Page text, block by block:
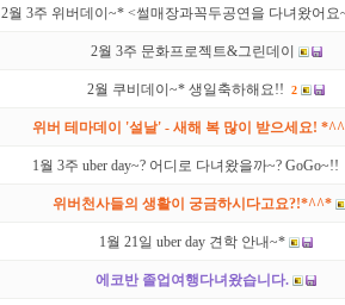
2월 3주 위버데이~* <썰매장과꼭두공연을 다녀왔어요
2월 3주 문화프로젝트&그린데이
2월 쿠비데이~* 생일축하해요!! 2
위버 테마데이 '설날' - 새해 복 많이 받으세요!
1월 3주 uber day~? 어디로 다녀왔을까~? GoGo~!!
위버천사들의 생활이 궁금하시다고요?!*^^*
1월 21일 uber day 견학 안내~*
에코반 졸업여행다녀왔습니다.